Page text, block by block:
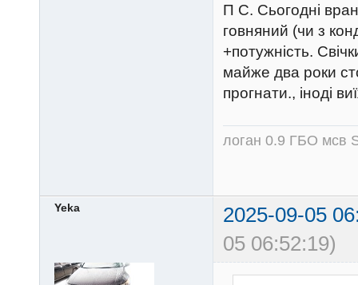
П С. Сьогодні
говняний (чи з
+потужність.
майже два роки
прогнати., іноді
логан 0.9 ГБО мсв
Yeka
2025-09-05
05 06:52:19)